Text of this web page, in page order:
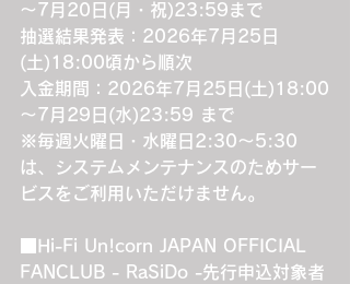
～7月20日(月・祝)23:59まで
抽選結果発表：2026年7月25日
(土)18:00頃から順次
入金期間：2026年7月25日(土)18:00
～7月29日(水)23:59 まで
※毎週火曜日・水曜日2:30～5:30
は、システムメンテナンスのためサー
ビスをご利用いただけません。
■Hi-Fi Un!corn JAPAN OFFICIAL
FANCLUB - RaSiDo -先行申込対象者